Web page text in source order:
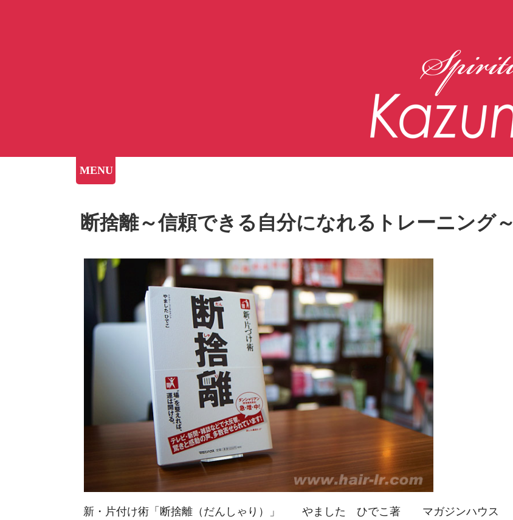
MENU
断捨離～信頼できる自分になれるトレーニング～
新・片付け術「断捨離（だんしゃり）」 やました ひでこ著 マガジンハウス